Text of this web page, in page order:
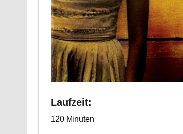
Laufzeit:
120 Minuten